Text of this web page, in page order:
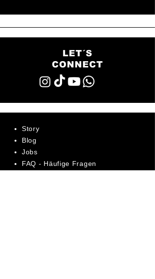
LET´S
CONNECT
Story
Blog
Jobs
FAQ - Häufige Fragen